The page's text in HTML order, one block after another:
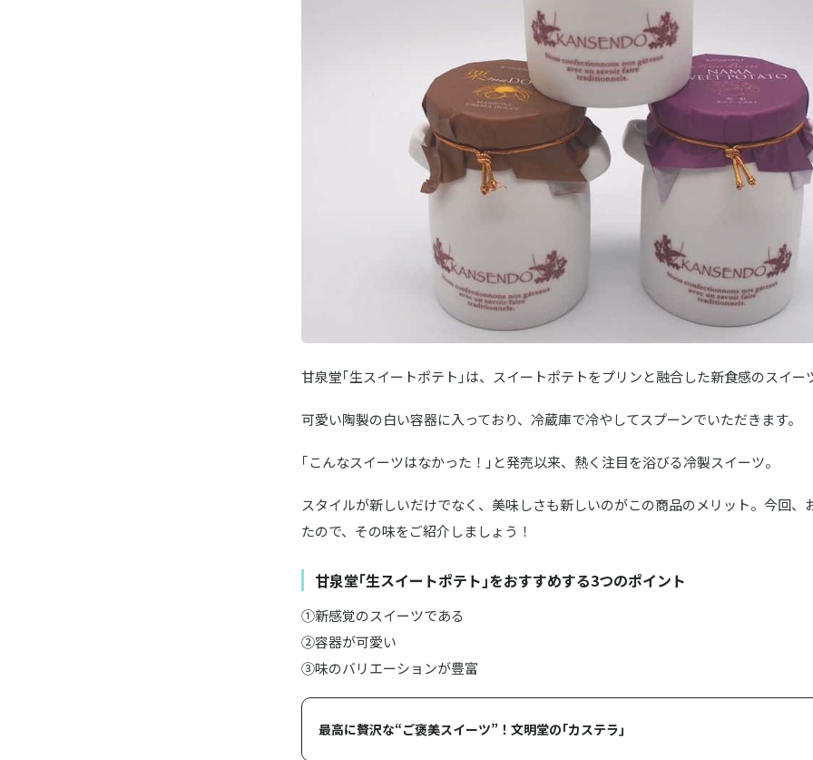
甘泉堂｢生スイートポテト｣は、スイートポテトをプリンと融合した新食感のスイー
可愛い陶製の白い容器に入っており、冷蔵庫で冷やしてスプーンでいただきます。
｢こんなスイーツはなかった！｣と発売以来、熱く注目を浴びる冷製スイーツ。
スタイルが新しいだけでなく、美味しさも新しいのがこの商品のメリット。今回、
たので、その味をご紹介しましょう！
甘泉堂｢生スイートポテト｣をおすすめする3つのポイント
①新感覚のスイーツである
②容器が可愛い
③味のバリエーションが豊富
最高に贅沢な“ご褒美スイーツ”！文明堂の｢カステラ｣